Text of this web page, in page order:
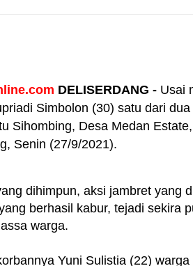
DELISERDANG - Usai
Simbolon (30) satu dari
Sihombing, Desa Medan
Senin (27/9/2021).
dihimpun, aksi jambret yang
berhasil kabur, tejadi sekira
warga.
Yuni Sulistia (22)